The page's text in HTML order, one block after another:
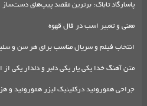
پاسارگاد تاباک: برترین مقصد پیپ‌های
معنی و تعبیر اسب در فال قهوه
انتخاب فیلم و سریال مناسب برای هر سن و
متن آهنگ خدا یکی یار یکی دلبر و دلدار یکی از
جراحی هموروئید درکلینیک لیزر هموروئید و